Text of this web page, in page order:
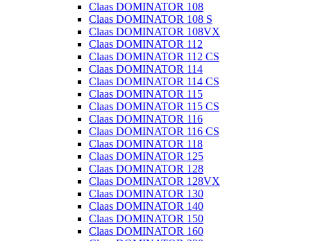
Claas DOMINATOR 108
Claas DOMINATOR 108 S
Claas DOMINATOR 108VX
Claas DOMINATOR 112
Claas DOMINATOR 112 CS
Claas DOMINATOR 114
Claas DOMINATOR 114 CS
Claas DOMINATOR 115
Claas DOMINATOR 115 CS
Claas DOMINATOR 116
Claas DOMINATOR 116 CS
Claas DOMINATOR 118
Claas DOMINATOR 125
Claas DOMINATOR 128
Claas DOMINATOR 128VX
Claas DOMINATOR 130
Claas DOMINATOR 140
Claas DOMINATOR 150
Claas DOMINATOR 160